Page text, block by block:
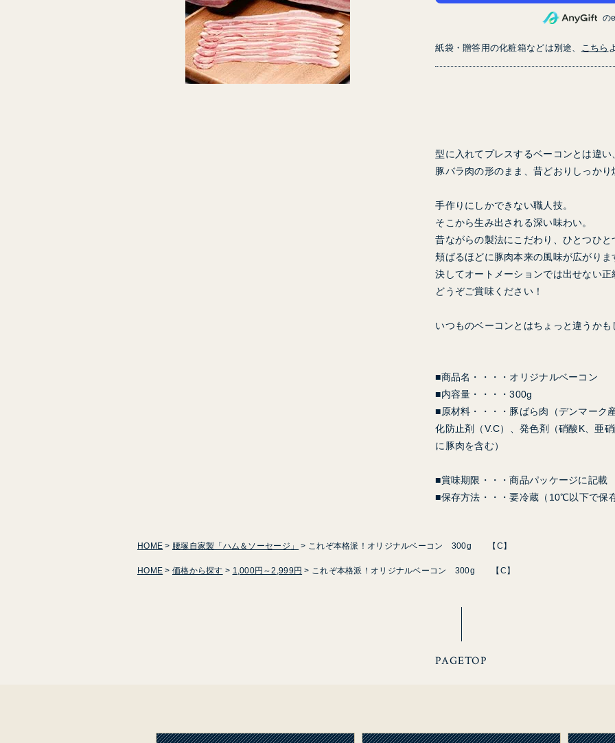
の
紙袋・贈答用の化粧箱などは別途、 こちら
型に入れてプレスするベーコンとは違い
豚バラ肉の形のまま、昔どおりしっかり
手作りにしかできない職人技。
そこから生み出される深い味わい。
昔ながらの製法にこだわり、ひとつひと
頬ばるほどに豚肉本来の風味が広がりま
決してオートメーションでは出せない正
どうぞご賞味ください！
いつものベーコンとはちょっと違うかも
■商品名・・・・オリジナルベーコン
■内容量・・・・300g
■原材料・・・・豚ばら肉（デンマーク
化防止剤（V.C）、発色剤（硝酸K、亜
に豚肉を含む）
■賞味期限・・・商品パッケージに記載
■保存方法・・・要冷蔵（10℃以下で保
HOME 腰塚自家製「ハム＆ソーセージ」 これぞ本格派！オリジナルベーコン 300g 【C】
HOME 価格から探す 1,000円～2,999円 これぞ本格派！オリジナルベーコン 300g 【C】
PAGETOP